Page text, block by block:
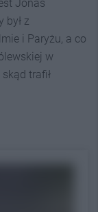
Jonas
był z
i Paryżu, a co
w
trafił